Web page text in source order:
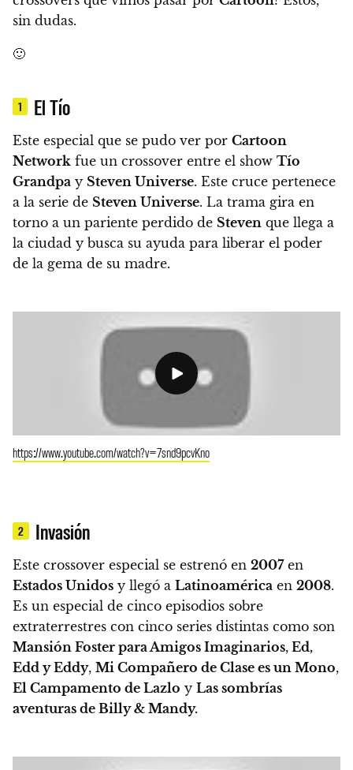
sin dudas.
🙂
1 El Tío
Este especial que se pudo ver por Cartoon
Network fue un crossover entre el show Tío
Grandpa y Steven Universe. Este cruce pertenece
a la serie de Steven Universe. La trama gira en
torno a un pariente perdido de Steven que llega a
la ciudad y busca su ayuda para liberar el poder
de la gema de su madre.
https://www.youtube.com/watch?v=7snd9pcvKno
2 Invasión
Este crossover especial se estrenó en 2007en
Estados Unidos y llegó a Latinoamérica en 2008.
Es un especial de cinco episodios sobre
extraterrestres con cinco series distintas como son
Mansión Foster para Amigos Imaginarios, Ed,
Edd y Eddy, Mi Compañero de Clase es un Mono,
El Campamento de Lazlo y Las sombrías
aventuras de Billy & Mandy.